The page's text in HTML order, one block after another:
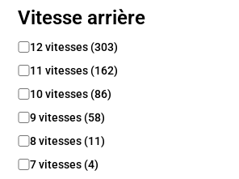
g
e
Vitesse arrière
V
t
e
s
s
a
r
12 vitesses (303)
11 vitesses (162)
10 vitesses (86)
9 vitesses (58)
8 vitesses (11)
7 vitesses (4)